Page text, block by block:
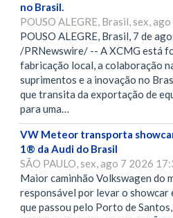
no Brasil.
POUSO ALEGRE, Brasil, sex,
POUSO ALEGRE, Brasil, 7 de
/PRNewswire/ -- A XCMG está
fabricação local, a colaboração
suprimentos e a inovação no
que transita da exportação de
para uma…
VW Meteor transporta
1® da Audi do Brasil
SÃO PAULO, sex, ago 7 2026
Maior caminhão Volkswagen do
responsável por levar o showcar
que passou pelo Porto de